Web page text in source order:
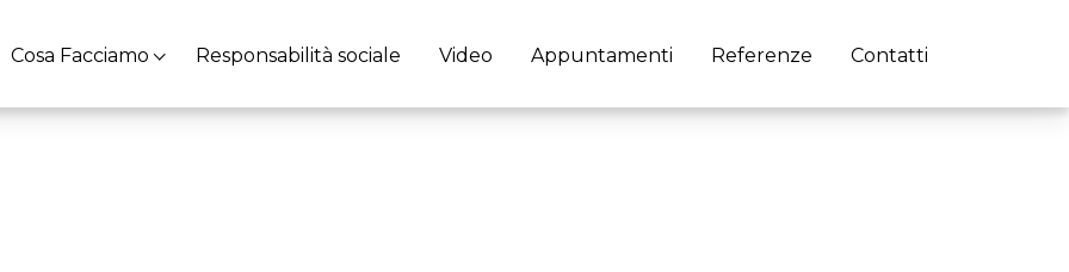
Cosa Facciamo Responsabilità sociale Video Appuntamenti Referenze Contatti